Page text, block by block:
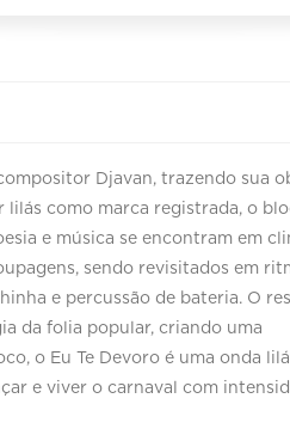
Djavan, trazendo sua
lilás como marca registrada, o
e música se encontram em
sendo revisitados em
e percussão de bateria. O
da folia popular, criando uma
o Eu Te Devoro é uma onda
e viver o carnaval com